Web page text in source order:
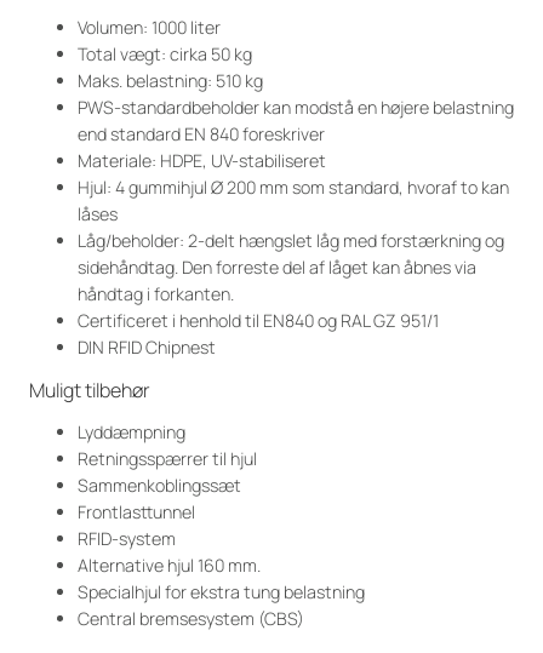
Volumen: 1000 liter
Total vægt: cirka 50 kg
Maks. belastning: 510 kg
PWS-standardbeholder kan modstå en højere belastning
end standard EN 840 foreskriver
Materiale: HDPE, UV-stabiliseret
Hjul: 4 gummihjul Ø 200 mm som standard, hvoraf to kan
låses
Låg/beholder: 2-delt hængslet låg med forstærkning og
sidehåndtag. Den forreste del af låget kan åbnes via
håndtag i forkanten.
Certificeret i henhold til EN840 og RAL GZ 951/1
DIN RFID Chipnest
Muligt tilbehør
Lyddæmpning
Retningsspærrer til hjul
Sammenkoblingssæt
Frontlasttunnel
RFID-system
Alternative hjul 160 mm.
Specialhjul for ekstra tung belastning
Central bremsesystem (CBS)